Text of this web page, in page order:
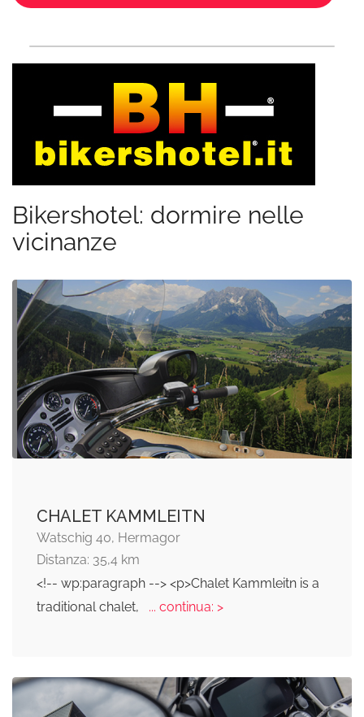
Bikershotel: dormire nelle
vicinanze
CHALET KAMMLEITN
Watschig 40, Hermagor
Distanza: 35,4 km
<!-- wp:paragraph --> <p>Chalet Kammleitn is a
traditional chalet,
... continua: >